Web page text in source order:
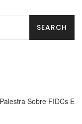
Sobre FIDCs E